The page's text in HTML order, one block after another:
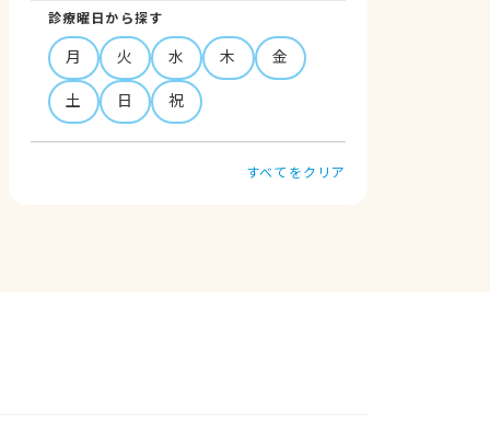
診療曜日から探す
月 火 水 木
金
土
日 祝
すべてをクリア